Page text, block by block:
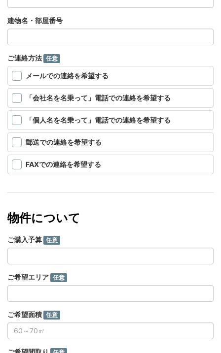
建物名・部屋番号
ご連絡方法 任意
メールでの連絡を希望する
「会社名を名乗って」電話での連絡を希望する
「個人名を名乗って」電話での連絡を希望する
郵送での連絡を希望する
FAXでの連絡を希望する
物件について
ご購入予算 任意
ご希望エリア 任意
ご希望面積 任意